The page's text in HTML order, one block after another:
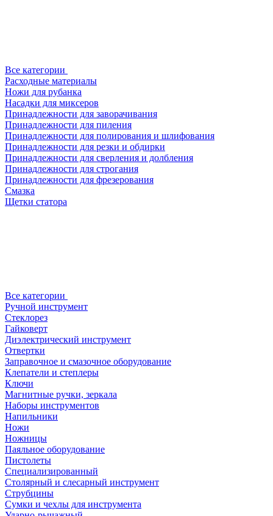
Все категории
Расходные материалы
Ножи для рубанка
Насадки для миксеров
Принадлежности для заворачивания
Принадлежности для пиления
Принадлежности для полирования и шлифования
Принадлежности для резки и обдирки
Принадлежности для сверления и долбления
Принадлежности для строгания
Принадлежности для фрезерования
Смазка
Щетки статора
Все категории
Ручной инструмент
Стеклорез
Гайковерт
Диэлектрический инструмент
Отвертки
Заправочное и смазочное оборудование
Клепатели и степлеры
Ключи
Магнитные ручки, зеркала
Наборы инструментов
Напильники
Ножи
Ножницы
Паяльное оборудование
Пистолеты
Специализированный
Столярный и слесарный инструмент
Струбцины
Сумки и чехлы для инструмента